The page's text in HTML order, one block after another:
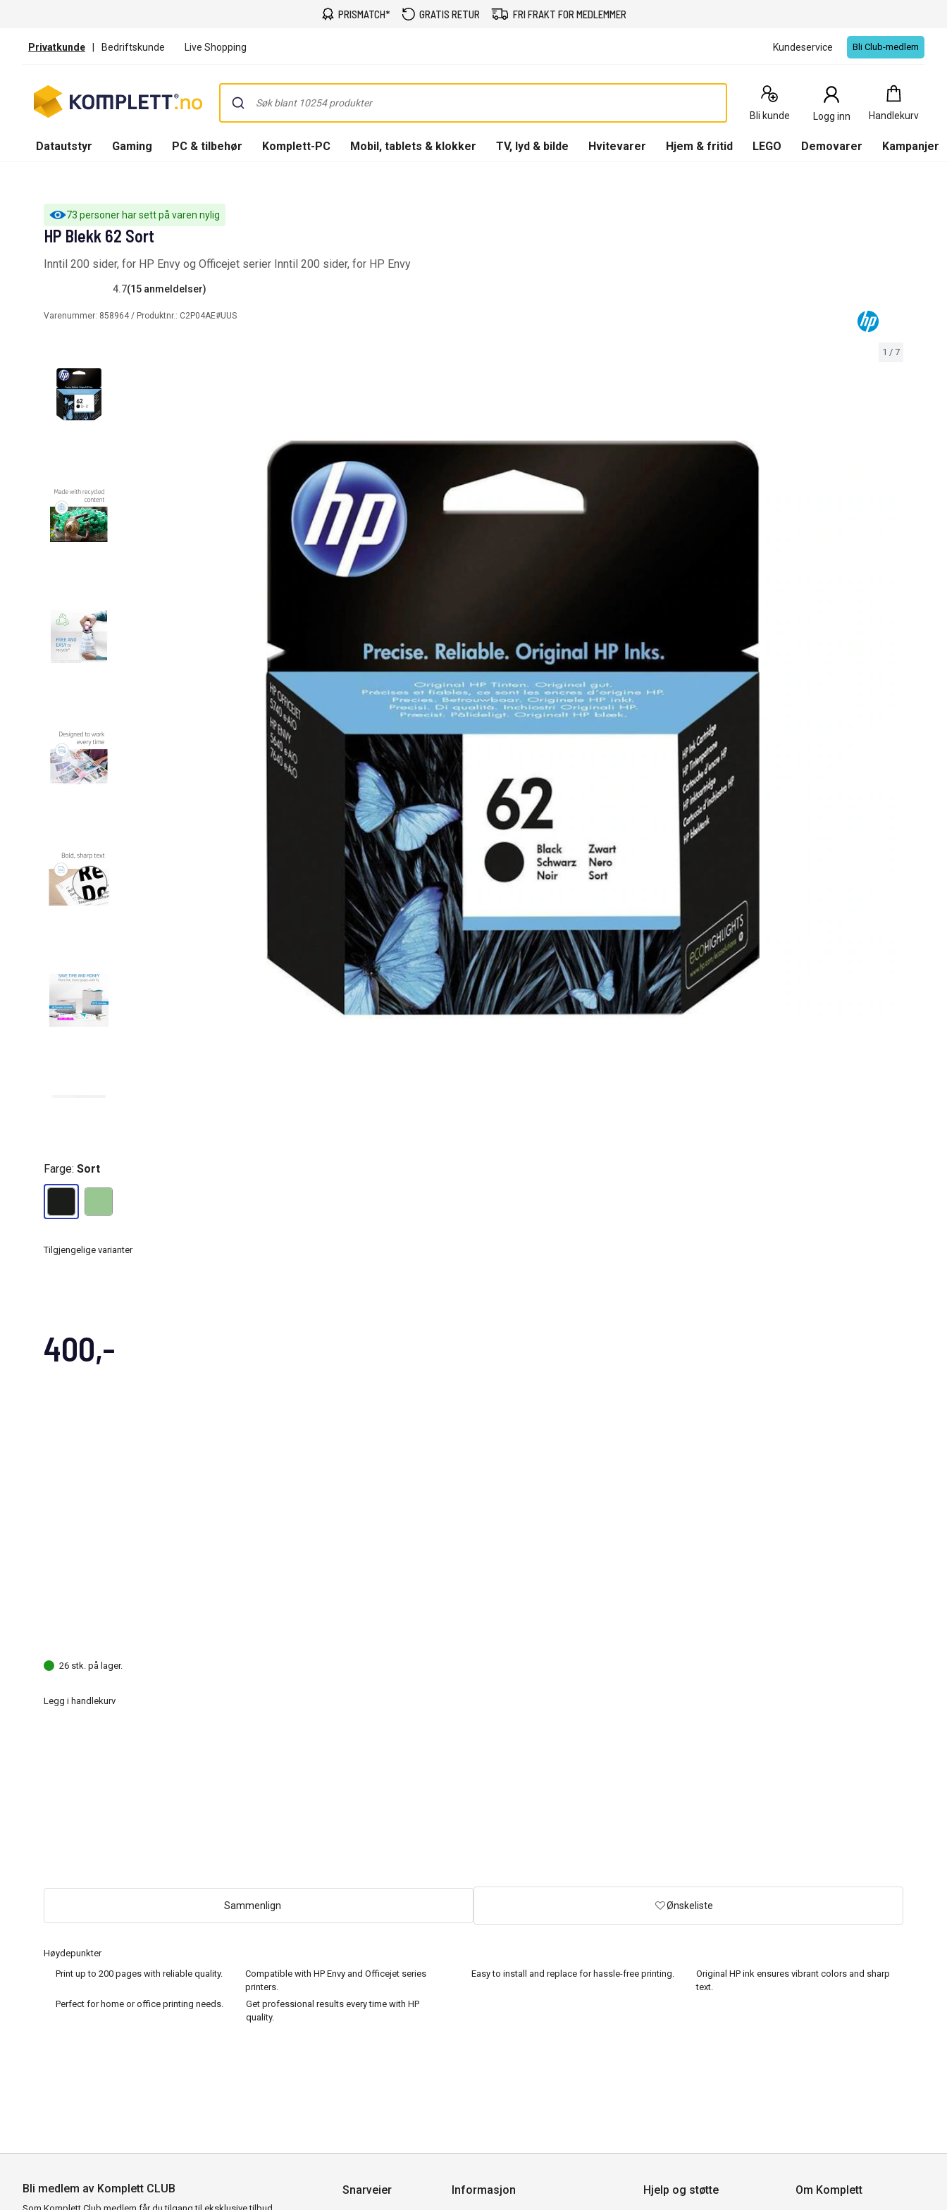
PRISMATCH* GRATIS RETUR FRI FRAKT FOR MEDLEMMER
Privatkunde | Bedriftskunde Live Shopping Kundeservice Bli Club-medlem
Bli kunde Logg inn Handlekurv
Handlekurv
0
Produkter
Datautstyr Gaming PC & tilbehør Komplett-PC Mobil, tablets & klokker TV, lyd & bilde Hvitevarer Hjem & fritid LEGO Demovarer Kampanjer
73 personer har sett på varen nylig
1 / 7
Høydepunkter
Print up to 200 pages with reliable quality.
Compatible with HP Envy and Officejet series
printers.
Easy to install and replace for hassle-free printing.
Original HP ink ensures vibrant colors and sharp
text.
Perfect for home or office printing needs.
Get professional results every time with HP
quality.
HP Blekk 62 Sort
Inntil 200 sider, for HP Envy og Officejet serier Inntil 200 sider, for HP Envy
4.7(15 anmeldelser)
Varenummer: 858964 / Produktnr.: C2P04AE#UUS
400,-
Farge: Sort
Tilgjengelige varianter
26 stk. på lager.
Legg i handlekurv
Sammenlign Ønskeliste
Bli medlem av Komplett CLUB Snarveier Informasjon Hjelp og støtte Om Komplett